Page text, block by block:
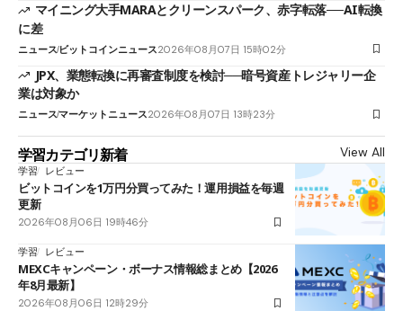
マイニング大手MARAとクリーンスパーク、赤字転落──AI転換
に差
ニュースビットコインニュース2026年08月07日 15時02分
JPX、業態転換に再審査制度を検討──暗号資産トレジャリー企
業は対象か
ニュースマーケットニュース2026年08月07日 13時23分
学習カテゴリ新着 View All
学習 レビュー
ビットコインを1万円分買ってみた！運用損益を毎週
更新
2026年08月06日 19時46分
学習 レビュー
MEXCキャンペーン・ボーナス情報総まとめ【2026
年8月最新】
2026年08月06日 12時29分